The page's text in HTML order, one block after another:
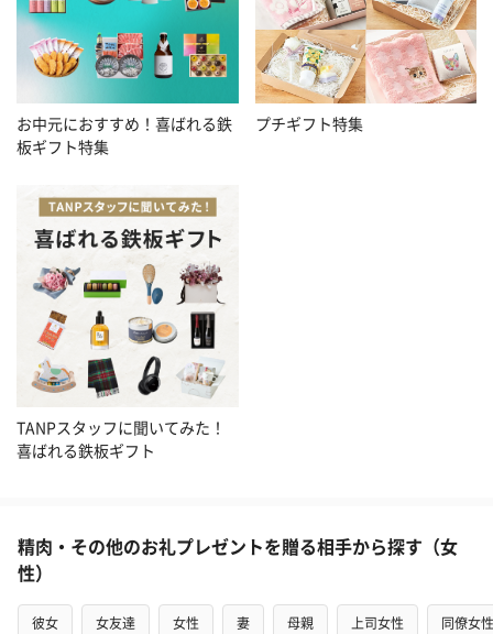
お中元におすすめ！喜ばれる鉄
板ギフト特集
プチギフト特集
TANPスタッフに聞いてみた！
喜ばれる鉄板ギフト
精肉・その他のお礼プレゼントを贈る相手から探す（女
性）
彼女 女友達 女性 妻 母親 上司女性 同僚女性